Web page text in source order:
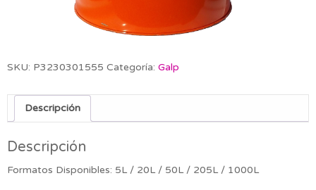
SKU: P3230301555 Categoría: Galp
Descripción
Descripción
Formatos Disponibles: 5L / 20L / 50L / 205L / 1000L